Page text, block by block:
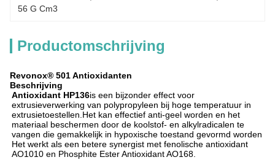
56 G Cm3
Productomschrijving
Revonox® 501 Antioxidanten
Beschrijving
Antioxidant HP136is een bijzonder effect voor
extrusieverwerking van polypropyleen bij hoge temperatuur in
extrusietoestellen.Het kan effectief anti-geel worden en het
materiaal beschermen door de koolstof- en alkylradicalen te
vangen die gemakkelijk in hypoxische toestand gevormd worden
Het werkt als een betere synergist met fenolische antioxidant
AO1010 en Phosphite Ester Antioxidant AO168.